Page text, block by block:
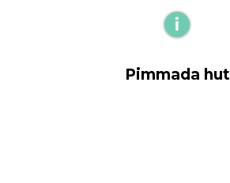
Pimmada hut